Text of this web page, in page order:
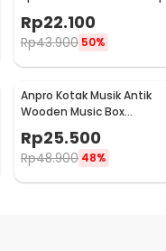
Rp22.100
Rp43.900 50%
Anpro Kotak Musik Antik
Wooden Music Box
ADQ0194
Rp25.500
Rp48.900 48%